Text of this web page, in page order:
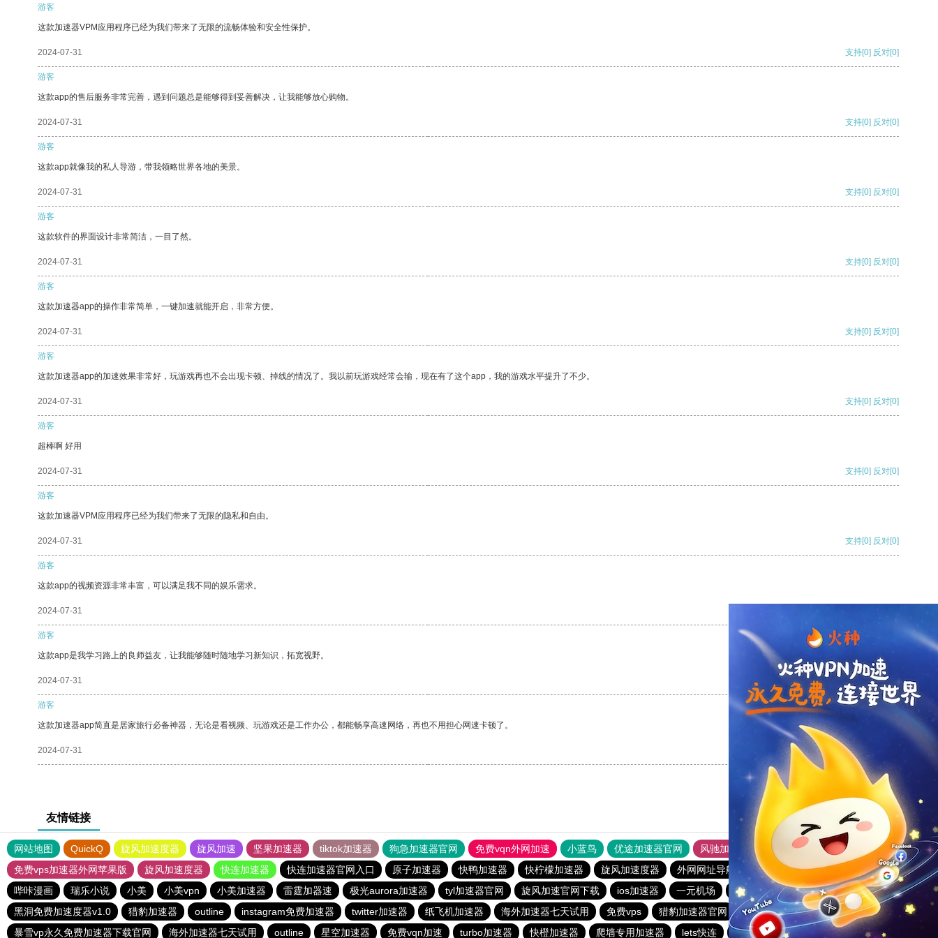
游客
这款加速器VPM应用程序已经为我们带来了无限的流畅体验和安全性保护。
2024-07-31 支持[0] 反对[0]
游客
这款app的售后服务非常完善，遇到问题总是能够得到妥善解决，让我能够放心购物。
2024-07-31 支持[0] 反对[0]
游客
这款app就像我的私人导游，带我领略世界各地的美景。
2024-07-31 支持[0] 反对[0]
游客
这款软件的界面设计非常简洁，一目了然。
2024-07-31 支持[0] 反对[0]
游客
这款加速器app的操作非常简单，一键加速就能开启，非常方便。
2024-07-31 支持[0] 反对[0]
游客
这款加速器app的加速效果非常好，玩游戏再也不会出现卡顿、掉线的情况了。我以前玩游戏经常会输，现在有了这个app，我的游戏水平提升了不少。
2024-07-31 支持[0] 反对[0]
游客
超棒啊 好用
2024-07-31 支持[0] 反对[0]
游客
这款加速器VPM应用程序已经为我们带来了无限的隐私和自由。
2024-07-31 支持[0] 反对[0]
游客
这款app的视频资源非常丰富，可以满足我不同的娱乐需求。
2024-07-31
游客
这款app是我学习路上的良师益友，让我能够随时随地学习新知识，拓宽视野。
2024-07-31 支持 [0] 反对 [0]
游客
这款加速器app简直是居家旅行必备神器，无论是看视频、玩游戏还是工作办公，都能畅享高速网络，再也不用担心网速卡顿了。
2024-07-31 支持
友情链接
网站地图 QuickQ 旋风加速度器 旋风加速 坚果加速器 tiktok加速器 狗急加速器官网 免费vqn外网加速 小蓝鸟 优途加速器官网 风驰加速器
旋风加速器
免费vps加速器外网苹果版
旋风加速度器 快连加速器 快连加速器官网入口 原子加速器 快鸭加速器 快柠檬加速器 旋风加速度器 外网网址导航 软件中心 雷霆加速
狂飙加速器
哔咔漫画
瑞乐小说 小美 小美vpn 小美加速器 雷霆加器速 极光aurora加速器 tyl加速器官网 旋风加速官网下载 ios加速器 一元机场 落地机 旋风加速度器
快鸭vp加速器
黑洞免费加速度器v1.0
猎豹加速器 outline instagram免费加速器 twitter加速器 纸飞机加速器 海外加速器七天试用 免费vps 猎豹加速器官网
夏时加速器
暴雪vp永久免费加速器下载官网
海外加速器七天试用 outline 星空加速器 免费vqn加速 turbo加速器 快橙加速器 爬墙专用加速器 lets快连 雷霆加速免费永久 猎豹vp加速器官网